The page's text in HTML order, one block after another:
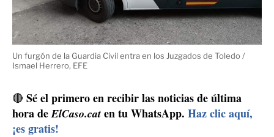
Un furgón de la Guardia Civil entra en los Juzgados de Toledo /
Ismael Herrero, EFE
🔴 Sé el primero en recibir las noticias de última
hora deElCaso.cat en tu WhatsApp. Haz clic aquí,
¡es gratis!